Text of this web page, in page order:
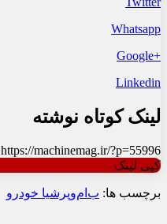
Whatsapp
+Google
Linkedin
لینک کوتاه نوشته
https://machinemag.ir/?p=55996
کپی لینک
برچسب ها: ب‌ام‌وپرشیا خودرو